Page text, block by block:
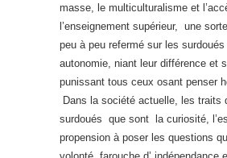
masse, le multiculturalisme et
l’enseignement supérieur, une
peu à peu refermé sur les
autonomie, niant leur différence et
punissant tous ceux osant penser
Dans la société actuelle, les traits
surdoués que sont la curiosité,
propension à poser les questions